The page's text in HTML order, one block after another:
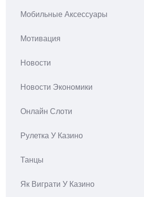
Мобильные Аксессуары
Мотивация
Новости
Новости Экономики
Онлайн Слоти
Рулетка У Казино
Танцы
Як Виграти У Казино